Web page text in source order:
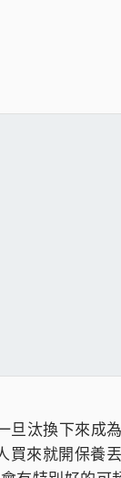
汰換下來成
來就開保養